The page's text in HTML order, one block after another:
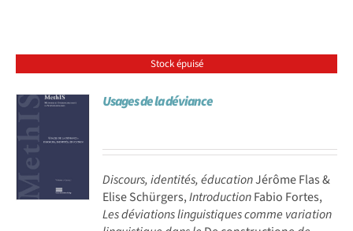
Stock épuisé
Usages de la déviance
Discours, identités, éducationJérôme Flas &
Elise Schürgers,IntroductionFabio Fortes,
Les déviations linguistiques comme variation